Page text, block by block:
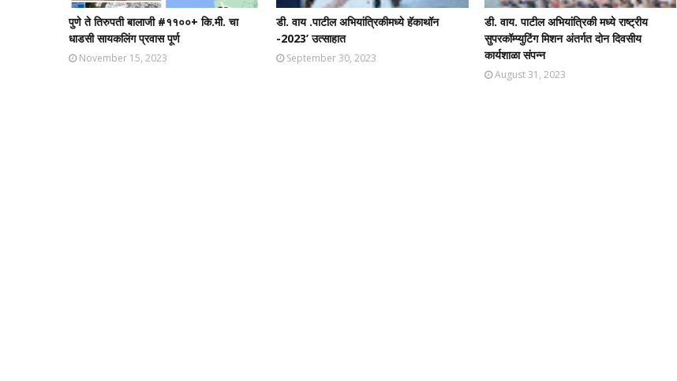
पुणे ते तिरुपती बालाजी #११००+ कि.मी. चा
धाडसी सायकलिंग प्रवास पूर्ण
November 15, 2023
डी. वाय .पाटील अभियांत्रिकीमध्ये हॅकाथॉन
-2023’ उत्साहात
September 30, 2023
डी. वाय. पाटील अभियांत्रिकी मध्ये राष्ट्रीय
सुपरकॉम्प्युटिंग मिशन अंतर्गत दोन दिवसीय
कार्यशाळा संपन्न
August 31, 2023